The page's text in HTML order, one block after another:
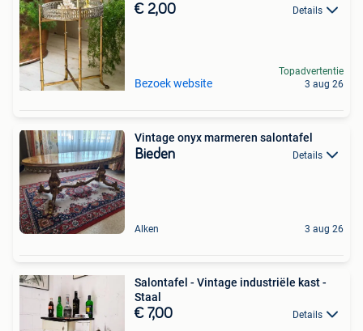
€ 2,00 Details
Bezoek website
Topadvertentie
3 aug 26
Vintage onyx marmeren salontafel
Bieden Details
Alken 3 aug 26
Salontafel - Vintage industriële kast -
Staal
€ 7,00 Details